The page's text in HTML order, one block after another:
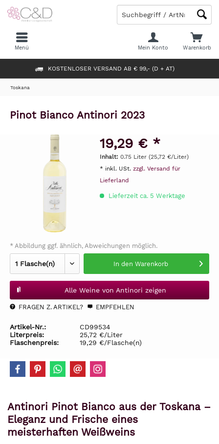
KOSTENLOSER VERSAND AB € 99,- (D + AT)
Warenkorb
Mein Konto
Menü
Toskana
Pinot Bianco Antinori 2023
19,29 € *
Inhalt: 0.75 Liter (25,72 €/Liter)
* inkl. USt. zzgl. Versand für
Lieferland
Lieferzeit ca. 5 Werktage
* Abbildung ggf. ähnlich, Abweichungen möglich.
In den Warenkorb
Alle Weine von Antinori zeigen
FRAGEN Z. ARTIKEL? EMPFEHLEN
Artikel-Nr.:
CD99534
Literpreis:
25,72 €/Liter
Flaschenpreis:
19,29 €/Flasche(n)
Antinori Pinot Bianco aus der Toskana –
Eleganz und Frische eines
meisterhaften Weißweins